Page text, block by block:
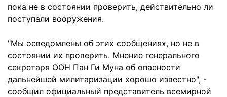
пока не в состоянии проверить, действительно ли
поступали вооружения.
"Мы осведомлены об этих сообщениях, но не в
состоянии их проверить. Мнение генерального
секретаря ООН Пан Ги Муна об опасности
дальнейшей милитаризации хорошо известно", -
сообщил официальный представитель всемирной